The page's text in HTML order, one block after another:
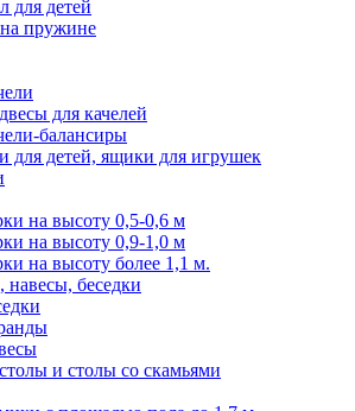
для детей
пружине
для качелей
балансиры
для детей, ящики для игрушек
на высоту 0,5-0,6 м
на высоту 0,9-1,0 м
на высоту более 1,1 м.
навесы, беседки
и столы со скамьями